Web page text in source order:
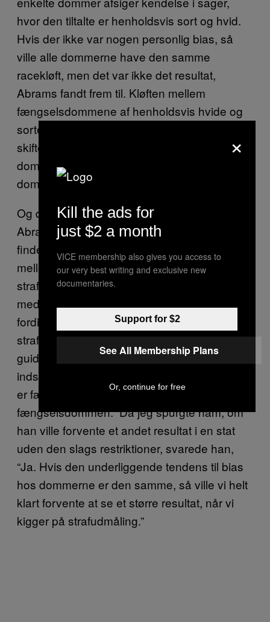
hvor den tiltalte er henholdsvis sort og hvid.
Hvis der ikke var nogen personlig bias, så
ville alle dommerne have den samme
racekløft, men det var ikke det resultat,
Abrams fandt frem til. Kløften mellem
fængselsdommene af henholdsvis hvide og
sorte tiltalte steg med 18 procentpoint ved at
skifte udsnittet fra 10 procent til 90 procent af
dommerne – hvilket vil sige, at nogle af
dommerne var udtalt racistiske.
Og det gælder kun selve fængselsdommen.
Abrams var overrasket over ikke at kunne
finde noget statistisk belæg for en forskel
mellem sorte og hvide i forhold til længden af
straffen. Han mener dog, at det har at gøre
med undersøgelsens udsnit, og ikke at det er
fordi, at der ikke findes bias i udmålingen af
straffe. “Det er muligvis fordi, der er nogle
guidelines til strafudmåling i Illinois, som
indskrænker dommernes spillerum, men der
er færre restriktioner, når det gælder selve
fængselsdommen.” Da jeg spurgte ham, om
han ville forvente et andet resultat i en stat
uden den slags restriktioner, svarede han,
“Ja. Hvis den underliggende tendens til bias
hos dommerne er den samme, så ville vi helt
klart forvente at se et større resultat, når vi
kigger på strafudmåling.”
×
Kill the ads for
just $2 a month
VICE membership also gives you access to
our very best writing and exclusive new
documentaries.
Support for $2
See All Membership Plans
Or, continue for free